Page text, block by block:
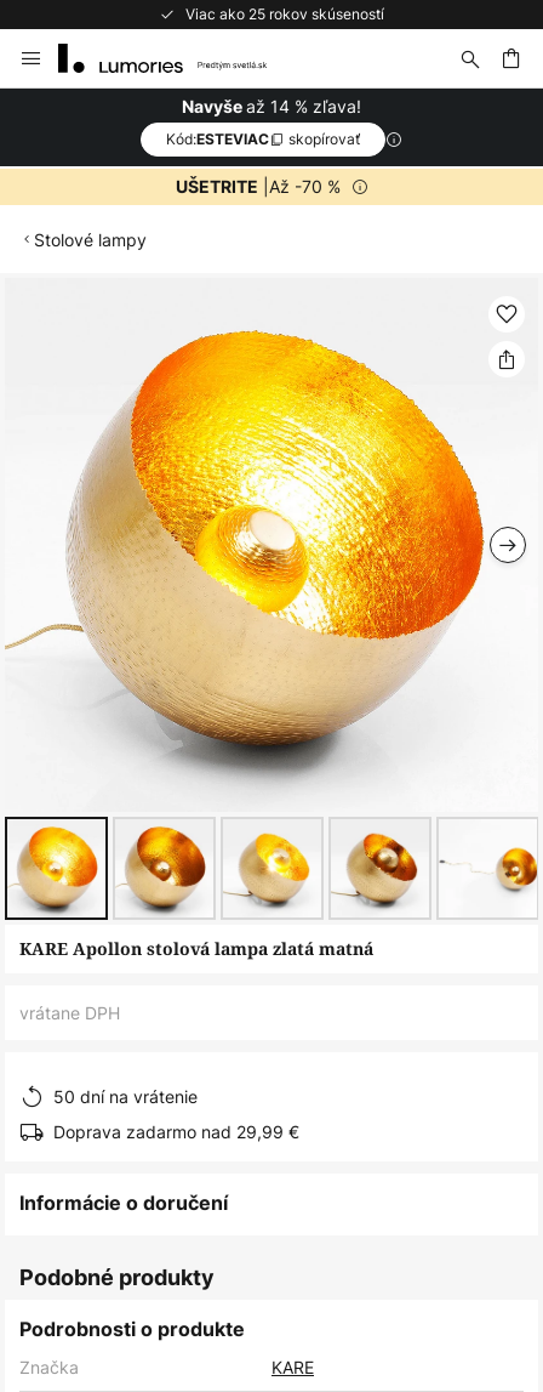
Viac ako 25 rokov skúseností
to
Navyšeaž 14 % zľava!
Kód:ESTEVIAC skopírovať
UŠETRITE |Až -70 %
Stolové lampy
Preskočiť
KARE Apollon stolová lampa zlatá matná
vrátane DPH
50 dní na vrátenie
Doprava zadarmo nad 29,99 €
Informácie o doručení
Podobné produkty
Podrobnosti o produkte
Značka
KARE